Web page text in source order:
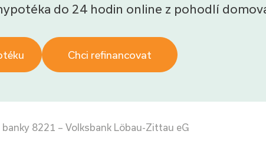
do 24 hodin online z pohodlí
Chci refinancovat
banky 8221 – Volksbank Löbau-Zittau eG